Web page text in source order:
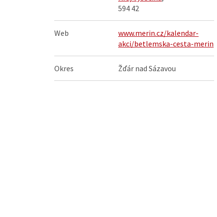
594 42
Web
www.merin.cz/kalendar-
akci/betlemska-cesta-merin
Okres Žďár nad Sázavou